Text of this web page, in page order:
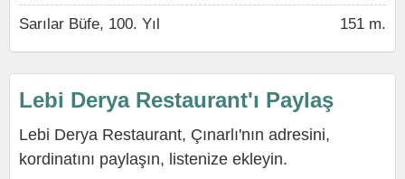
Sarılar Büfe, 100. Yıl 151 m.
Lebi Derya Restaurant'ı Paylaş
Lebi Derya Restaurant, Çınarlı'nın adresini,
kordinatını paylaşın, listenize ekleyin.